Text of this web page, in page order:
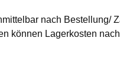
nach
können Lagerkosten